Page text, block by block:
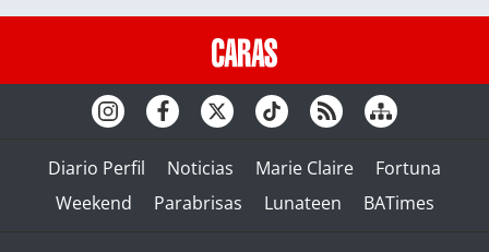
Diario Perfil Noticias Marie Claire
Fortuna
Weekend
Parabrisas Lunateen BATimes